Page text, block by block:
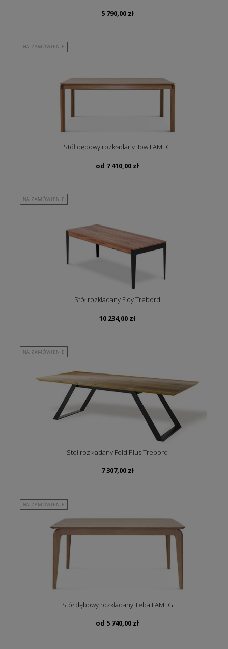
5 790,00 zł
NA ZAMÓWIENIE
Stół dębowy rozkładany IIow FAMEG
od 7 410,00 zł
NA ZAMÓWIENIE
Stół rozkładany Floy Trebord
10 234,00 zł
NA ZAMÓWIENIE
Stół rozkładany Fold Plus Trebord
7 307,00 zł
NA ZAMÓWIENIE
Stół dębowy rozkładany Teba FAMEG
od 5 740,00 zł